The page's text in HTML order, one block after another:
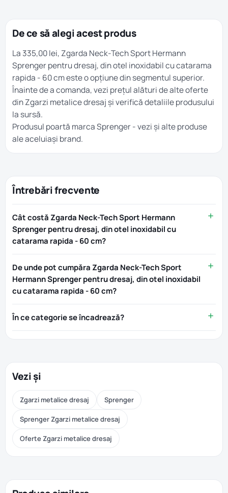
De ce să alegi acest produs
La 335,00 lei, Zgarda Neck-Tech Sport Hermann
Sprenger pentru dresaj, din otel inoxidabil cu catarama
rapida - 60 cm este o opțiune din segmentul superior.
Înainte de a comanda, vezi prețul alături de alte oferte
dinZgarzi metalice dresaj și verifică detaliile produsului
la sursă.
Produsul poartă marcaSprenger- vezi și alte produse
ale aceluiași brand.
Întrebări frecvente
Cât costă Zgarda Neck-Tech Sport Hermann
Sprenger pentru dresaj, din otel inoxidabil cu
catarama rapida - 60 cm?
De unde pot cumpăra Zgarda Neck-Tech Sport
Hermann Sprenger pentru dresaj, din otel inoxidabil
cu catarama rapida - 60 cm?
În ce categorie se încadrează?
Vezi și
Zgarzi metalice dresaj Sprenger
Sprenger Zgarzi metalice dresaj
Oferte Zgarzi metalice dresaj